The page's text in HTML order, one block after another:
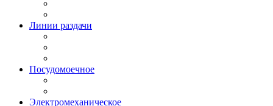
Линии раздачи
Посудомоечное
Электромеханическое